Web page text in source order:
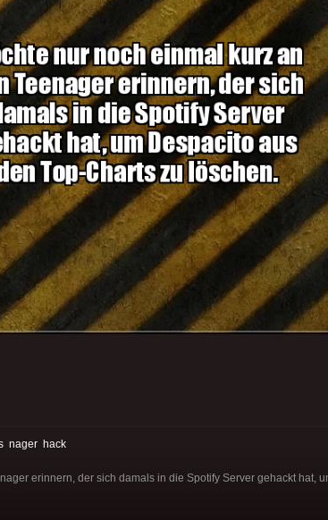
nager hack
erinnern, der sich damals in die Spotify Server gehackt hat,